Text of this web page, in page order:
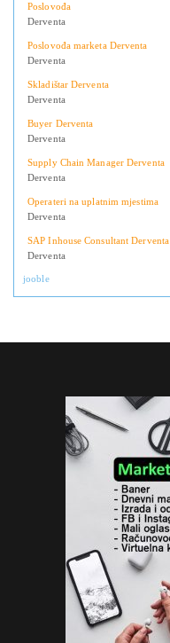
Poslovođa
Derventa
Poslovođa marketa Derventa
Derventa
Skladištar Derventa
Derventa
Buyer Derventa
Derventa
Supply Chain Manager Derventa
Derventa
Operateri na uplatnim mjestima
Derventa
SAP Inhouse Consultant Derventa
Derventa
jooble